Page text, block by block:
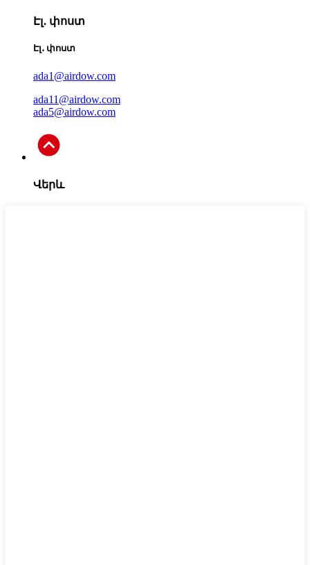
Էլ․ փոստ
Էլ․ փոստ
ada1@airdow.com
ada11@airdow.com
ada5@airdow.com
Վերև